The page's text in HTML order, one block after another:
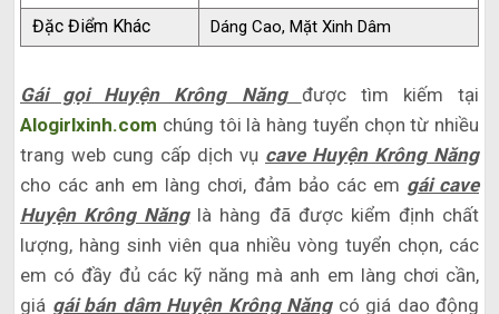
Đặc Điểm Khác Dáng Cao, Mặt Xinh Dâm
Gái gọi Huyện Krông Năng
được tìm kiếm tại
Alogirlxinh.com chúng tôi là hàng tuyển chọn từ nhiều
trang web cung cấp dịch vụ cave Huyện Krông Năng
cho các anh em làng chơi, đảm bảo các em gái cave
Huyện Krông Nănglà hàng đã được kiểm định chất
lượng, hàng sinh viên qua nhiều vòng tuyển chọn, các
em có đầy đủ các kỹ năng mà anh em làng chơi cần,
giá gái bán dâm Huyện Krông Năngcó giá dao động